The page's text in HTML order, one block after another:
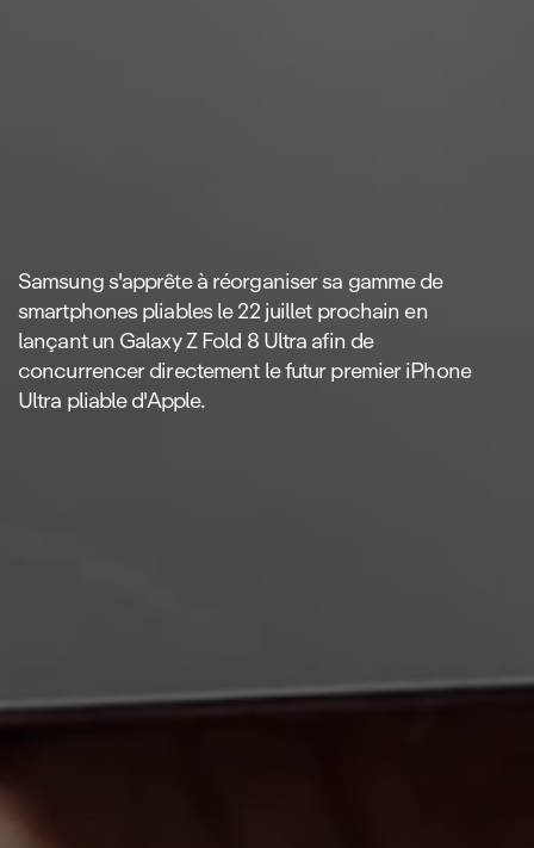
Samsung s'apprête à réorganiser sa gamme de
smartphones pliables le 22 juillet prochain en
lançant un Galaxy Z Fold 8 Ultra afin de
concurrencer directement le futur premier iPhone
Ultra pliable d'Apple.